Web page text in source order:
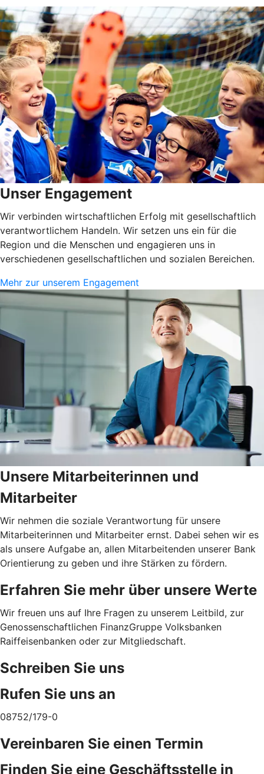
Unser Engagement
Wir verbinden wirtschaftlichen Erfolg mit gesellschaftlich
verantwortlichem Handeln. Wir setzen uns ein für die
Region und die Menschen und engagieren uns in
verschiedenen gesellschaftlichen und sozialen Bereichen.
Mehr zur unserem Engagement
Unsere Mitarbeiterinnen und
Mitarbeiter
Wir nehmen die soziale Verantwortung für unsere
Mitarbeiterinnen und Mitarbeiter ernst. Dabei sehen wir es
als unsere Aufgabe an, allen Mitarbeitenden unserer Bank
Orientierung zu geben und ihre Stärken zu fördern.
Erfahren Sie mehr über unsere Werte
Wir freuen uns auf Ihre Fragen zu unserem Leitbild, zur
Genossenschaftlichen FinanzGruppe Volksbanken
Raiffeisenbanken oder zur Mitgliedschaft.
Schreiben Sie uns
Rufen Sie uns an
08752/179-0
Vereinbaren Sie einen Termin
Finden Sie eine Geschäftsstelle in